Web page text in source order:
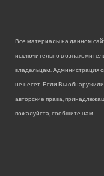
Все материалы на данном
исключительно в
владельцам. Администрация
не несет. Если Вы
авторские права,
пожалуйста, сообщите нам.